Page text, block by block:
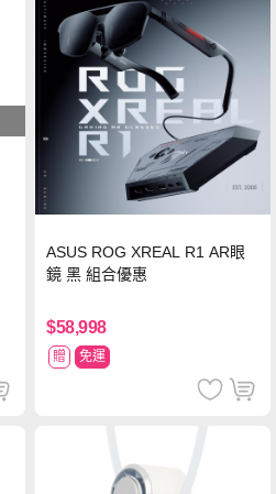
ASUS ROG XREAL R1 AR眼
鏡 黑 組合優惠
$58,998
贈 免運